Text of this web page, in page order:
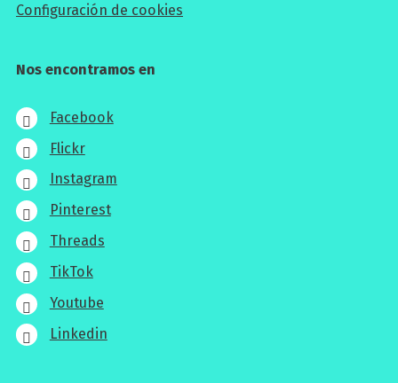
Configuración de cookies
Nos encontramos en
Facebook
Flickr
Instagram
Pinterest
Threads
TikTok
Youtube
Linkedin